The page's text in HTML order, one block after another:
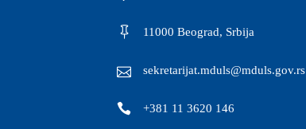
11000 Beograd, Srbija
sekretarijat.mduls@mduls.gov.rs
+381 11 3620 146